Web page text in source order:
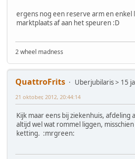
ergens nog een reserve arm en enkel
marktplaats af aan het speuren :D
2 wheel madness
QuattroFrits
Uberjubilaris > 15
21 oktober, 2012, 20:44:14
Kijk maar eens bij ziekenhuis, afdeling
altijd wel wat rommel liggen,
ketting. :mrgreen: